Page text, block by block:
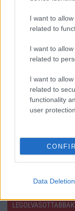
I want to
related to
I want to
related to
I want to
related to
functionality
user protection.
Data Deletion
emberek
Ezek a
A Pixel és az
mobiloznak
A gyerekeink 75
Minden hetedik
Életmentők
További hírek
LEGOLVASOTTABBAK